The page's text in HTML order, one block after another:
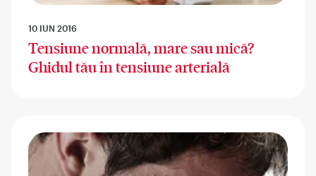
10 IUN 2016
Tensiune normală, mare sau mică?
Ghidul tău în tensiune arterială